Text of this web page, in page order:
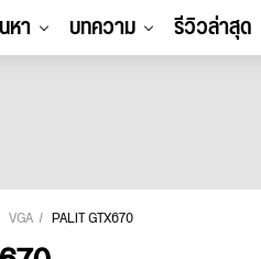
หา บทความ รีวิวล่าสุด
VGA PALIT GTX670